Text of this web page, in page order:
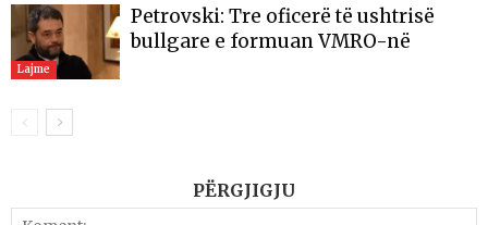
Lajme
Petrovski: Tre oficerë të ushtrisë
bullgare e formuan VMRO-në
PËRGJIGJU